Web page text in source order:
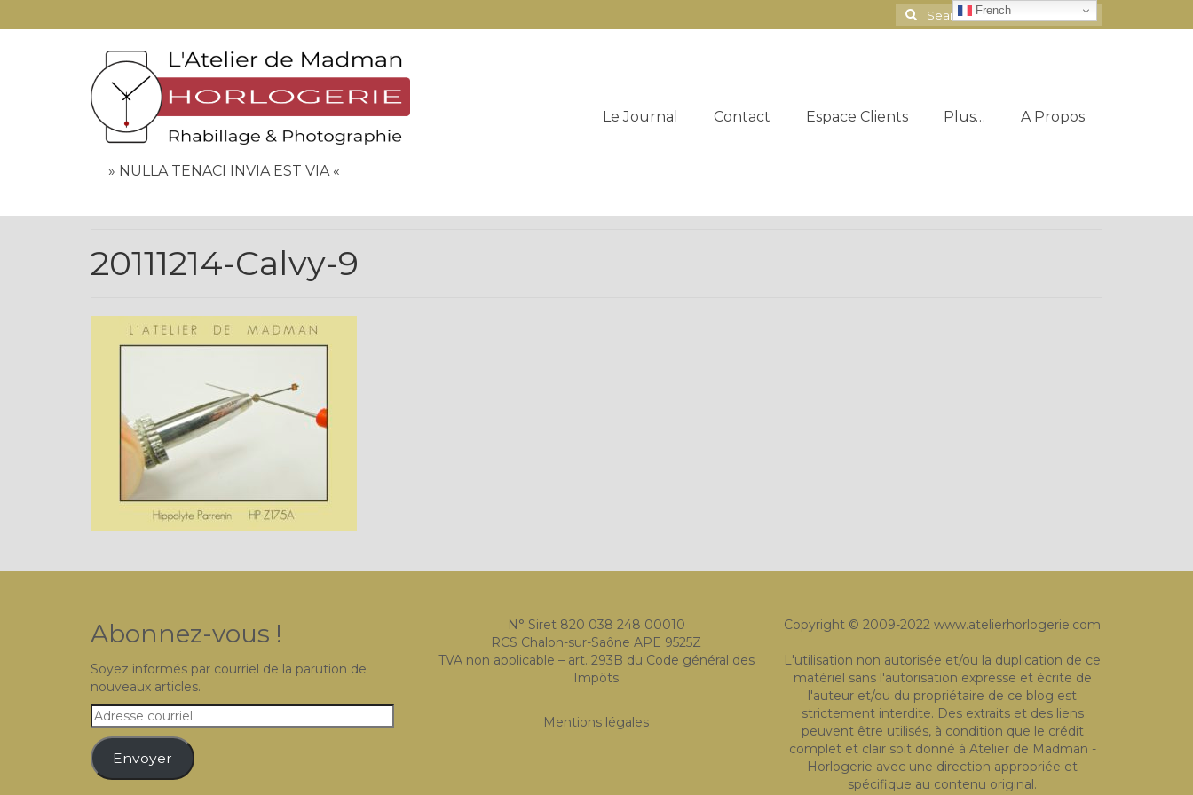
Search
for:
» NULLA TENACI INVIA EST VIA «
Le Journal Contact Espace Clients Plus… A Propos
20111214-Calvy-9
Abonnez-vous !
Soyez informés par courriel de la parution de
nouveaux articles.
Adresse
courriel
Envoyer
N° Siret 820 038 248 00010
RCS Chalon-sur-Saône APE 9525Z
TVA non applicable – art. 293B du Code général des
Impôts
Mentions légales
Copyright © 2009-2022 www.atelierhorlogerie.com
L'utilisation non autorisée et/ou la duplication de ce
matériel sans l'autorisation expresse et écrite de
l'auteur et/ou du propriétaire de ce blog est
strictement interdite. Des extraits et des liens
peuvent être utilisés, à condition que le crédit
complet et clair soit donné à Atelier de Madman -
Horlogerie avec une direction appropriée et
spécifique au contenu original.
French